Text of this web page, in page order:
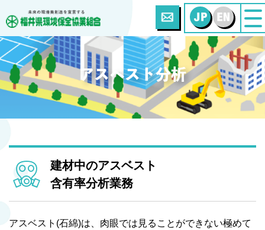
アスベスト分析
建材中のアスベスト
含有率分析業務
アスベスト(石綿)は、肉眼では見ることができない極めて